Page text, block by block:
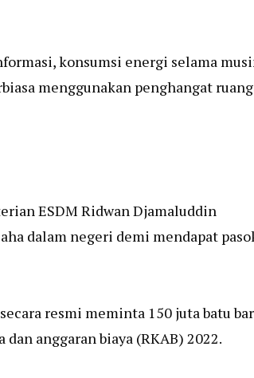
konsumsi energi selama
menggunakan penghangat
ESDM Ridwan Djamaluddin
dalam negeri demi mendapat
resmi meminta 150 juta batu
anggaran biaya (RKAB) 2022.